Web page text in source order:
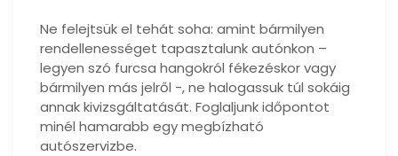
Ne felejtsük el tehát soha: amint bármilyen
rendellenességet tapasztalunk autónkon –
legyen szó furcsa hangokról fékezéskor vagy
bármilyen más jelről -, ne halogassuk túl sokáig
annak kivizsgáltatását. Foglaljunk időpontot
minél hamarabb egy megbízható
autószervizbe.